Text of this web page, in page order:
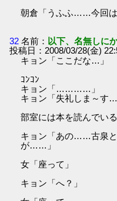
朝倉「うふふ……今回は
32 名前： 以下、名無しに
投稿日：2008/03/28(金)
キョン「ここだな…」
ｺﾝｺﾝ
キョン「…………」
キョン「失礼しま～す…
部室には本を読んでい
キョン「あの……古泉
が……」
女「座って」
キョン「へ？」